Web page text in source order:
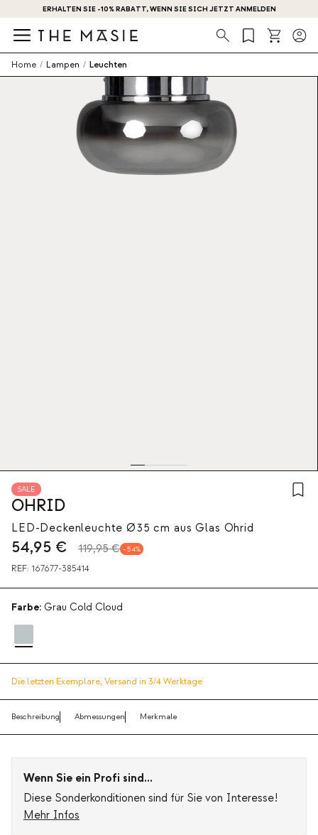
ERHALTEN SIE -10% RABATT, WENN SIE SICH JETZT ANMELDEN
Suche
Home / Lampen / Leuchten
SALE
OHRID
LED-Deckenleuchte Ø35 cm aus Glas Ohrid
54,95 € 119,95 € 54
REF: 167677-385414
Farbe: Grau Cold Cloud
Die letzten Exemplare, Versand in 3/4 Werktage
Beschreibung Abmessungen Merkmale
Wenn Sie ein Profi sind...
Diese Sonderkonditionen sind für Sie von Interesse!
Mehr Infos